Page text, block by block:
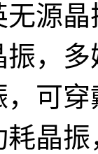
源
，
可
晶